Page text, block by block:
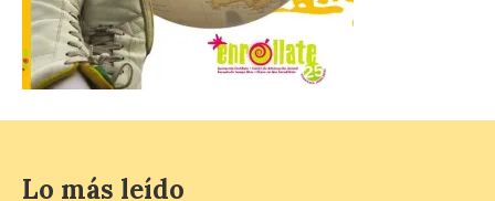
La Comisión actualiza su
programa insignia de
6 Ago 2026
Lo más leído